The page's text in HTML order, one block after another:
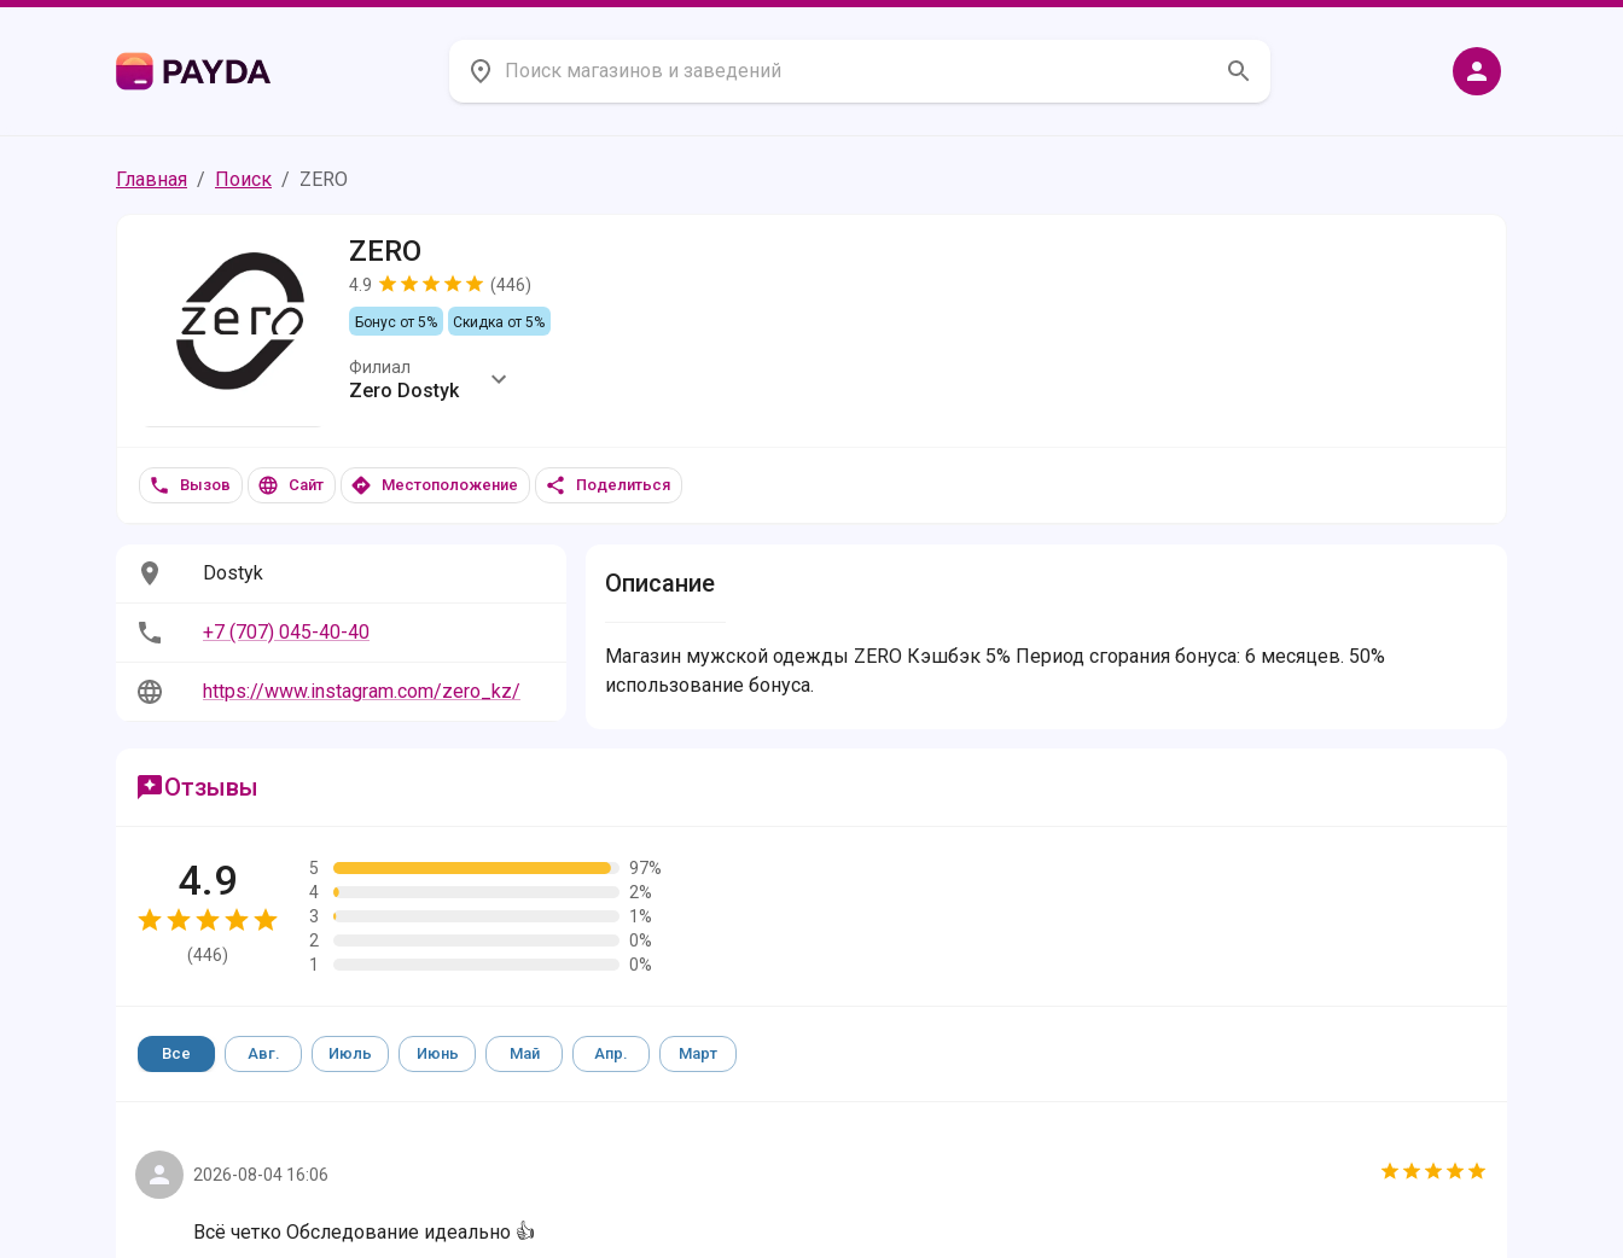
Главная / Поиск / ZERO
ZERO
4.9 (446)
Бонус от 5% Скидка от 5%
Филиал
Zero Dostyk
Вызов Сайт Местоположение Поделиться
Dostyk
+7 (707) 045-40-40
https://www.instagram.com/zero_kz/
Описание
Магазин мужской одежды ZERO Кэшбэк 5% Период сгорания бонуса: 6 месяцев. 50%
использование бонуса.
Отзывы
4.9
(446)
5
97%
4
2%
3
1%
2
0%
1
0%
Все Авг. Июль Июнь Май Апр. Март
2026-08-04 16:06
Всё четко Обследование идеально 👍